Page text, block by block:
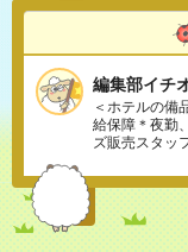
編集部イチ
＜ホテルの備
給保障＊夜勤
ズ販売スタッ